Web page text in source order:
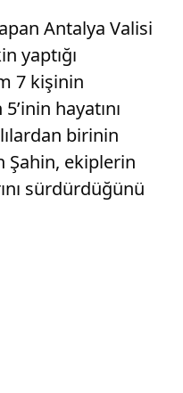
Antalya Valisi
yaptığı
7 kişinin
hayatını
birinin
ekiplerin
sürdürdüğünü